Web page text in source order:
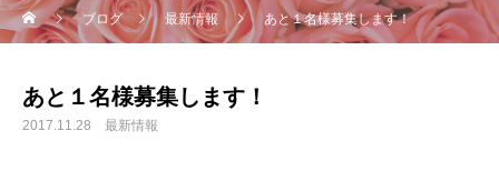
ブログ 最新情報 あと１名様募集します！
あと１名様募集します！
2017.11.28 最新情報